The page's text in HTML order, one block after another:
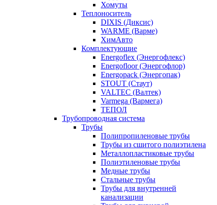
Хомуты
Теплоноситель
DIXIS (Диксис)
WARME (Варме)
ХимАвто
Комплектующие
Energoflex (Энергофлекс)
Energofloor (Энергофлор)
Energopack (Энергопак)
STOUT (Стаут)
VALTEC (Валтек)
Varmega (Вармега)
ТЕПОЛ
Трубопроводная система
Трубы
Полипропиленовые трубы
Трубы из сшитого полиэтилена
Металлопластиковые трубы
Полиэтиленовые трубы
Медные трубы
Стальные трубы
Трубы для внутренней
канализации